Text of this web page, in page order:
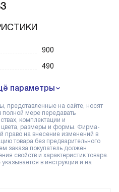
900
490
параметры
представленные на сайте, носят
полной мере передавать
комплектации и
цвета, размеры и формы. Фирма-
право на внесение изменений в
товара без предварительного
заказа покупатель должен
свойств и характеристик товара.
в инструкции и на